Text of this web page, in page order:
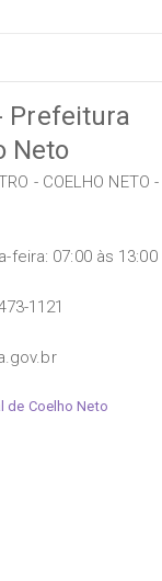
Prefeitura
Neto
- COELHO NETO -
feira: 07:00 às 13:00
1121
de Coelho Neto